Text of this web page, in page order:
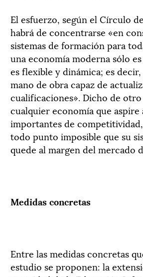
El esfuerzo, según el Círculo
habrá de concentrarse «en
sistemas de formación para
una economía moderna sólo
es flexible y dinámica; es
mano de obra capaz de
cualificaciones». Dicho de
cualquier economía que aspire
importantes de
todo punto imposible que su
quede al margen del mercado
Medidas concretas
Entre las medidas concretas
estudio se proponen: la